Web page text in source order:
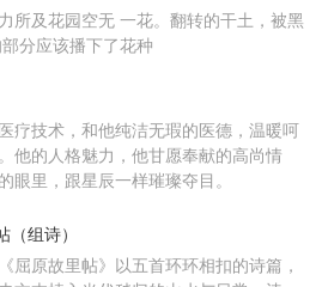
所及花园空无 一花。翻转的干土，被黑
分应该播下了花种
疗技术，和他纯洁无瑕的医德，温暖呵
他的人格魅力，他甘愿奉献的高尚情
眼里，跟星辰一样璀璨夺目。
（组诗）
屈原故里帖》以五首环环相扣的诗篇，